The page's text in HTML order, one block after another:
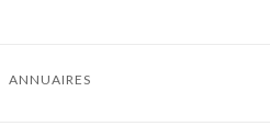
ANNUAIRES